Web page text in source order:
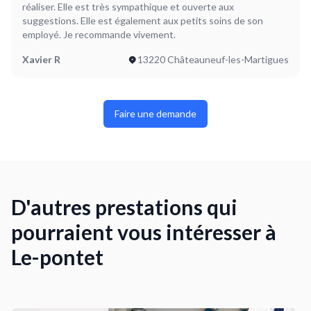
réaliser. Elle est très sympathique et ouverte aux
suggestions. Elle est également aux petits soins de son
employé. Je recommande vivement.
Xavier R 13220 Châteauneuf-les-Martigues
Faire une demande
D'autres prestations qui
pourraient vous intéresser à
Le-pontet